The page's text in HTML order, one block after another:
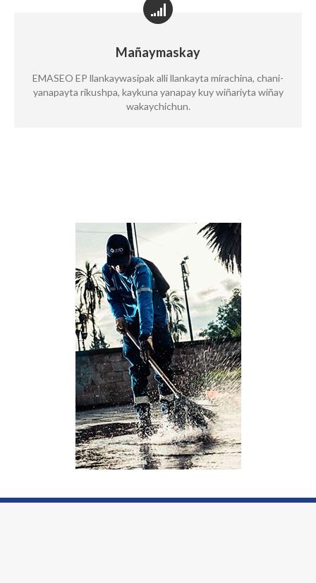
Mañaymaskay
EMASEO EP llankaywasipak alli llankayta mirachina, chani-
yanapayta rikushpa, kaykuna yanapay kuy wiñariyta wiñay
wakaychichun.